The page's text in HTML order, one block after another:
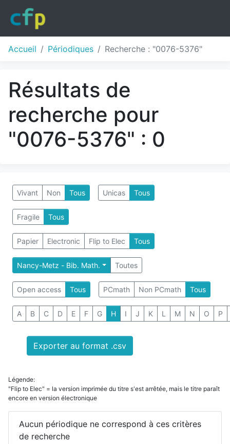
Accueil Périodiques Recherche : "0076-5376"
Résultats de
recherche pour
"0076-5376" : 0
Vivant Non Tous Unicas Tous
Fragile Tous
Papier Electronic Flip to Elec Tous
Nancy-Metz - Bib. Math. Toutes
Open access Tous PCmath Non PCmath Tous
A B C D E F G H I J K L M N O P
Exporter au format .csv
Légende:
"Flip to Elec" = la version imprimée du titre s'est arrêtée, mais le titre paraît
encore en version électronique
Aucun périodique ne correspond à ces critères
de recherche